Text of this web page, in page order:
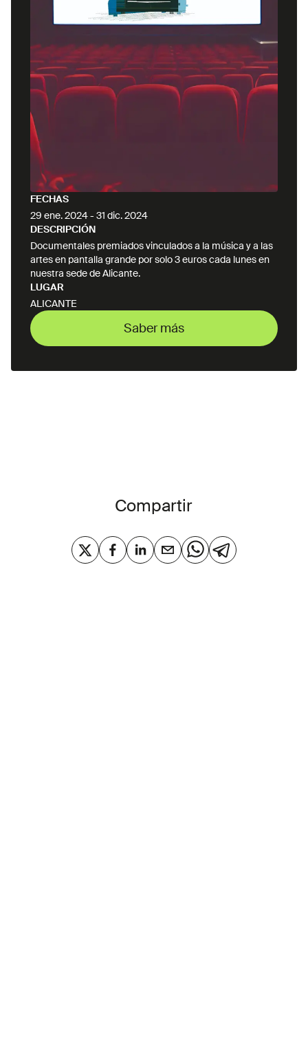
FECHAS
29 ene. 2024- 31 dic. 2024
DESCRIPCIÓN
Documentales premiados vinculados a la música y a las
artes en pantalla grande por solo 3 euros cada lunes en
nuestra sede de Alicante.
LUGAR
ALICANTE
Saber más
Compartir